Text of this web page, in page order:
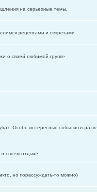
на серьезные темы.
рецептами и секретами
о своей любимой группе
Особо интересные события и
своем отдыхе
но порассуждать-то можно)